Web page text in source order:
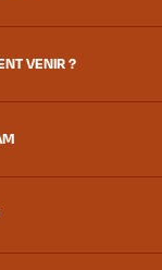
VENIR ?